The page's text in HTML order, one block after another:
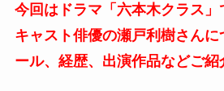
今回はドラマ「六本木クラス
キャスト俳優の瀬戸利樹さんに
ール、経歴、出演作品などご紹